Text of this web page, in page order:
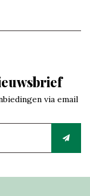
via email